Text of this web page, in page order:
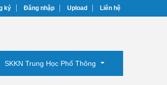
ký Đăng nhập Upload Liên hệ
SKKN Trung Học Phổ Thông